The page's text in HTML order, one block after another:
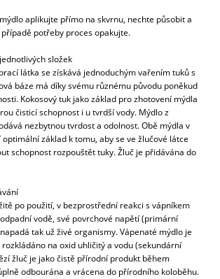
aplikujte přímo na skvrnu, nechte působit a
potřeby proces opakujte.
složek
látka se získává jednoduchým vařením tuků s
báze má díky svému různému původu poněkud
Kokosový tuk jako základ pro zhotovení mýdla
čisticí schopnost i u tvrdší vody. Mýdlo z
nezbytnou tvrdost a odolnost. Obě mýdla v
základ k tomu, aby se ve žlučové látce
schopnost rozpouštět tuky. Žluč je přidávána do
po použití, v bezprostřední reakci s vápníkem
vodě, své povrchové napětí (primární
tak už živé organismy. Vápenaté mýdlo je
rozkládáno na oxid uhličitý a vodu (sekundární
žluč je jako čistě přírodní produkt během
odbourána a vrácena do přírodního koloběhu.